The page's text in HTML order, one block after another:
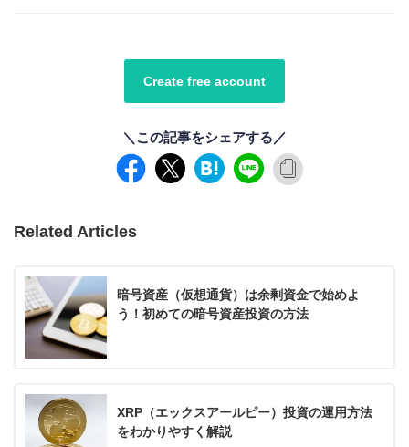
Create free account
＼この記事をシェアする／
Related Articles
暗号資産（仮想通貨）は余剰資金で始めよ
う！初めての暗号資産投資の方法
XRP（エックスアールピー）投資の運用方法
をわかりやすく解説